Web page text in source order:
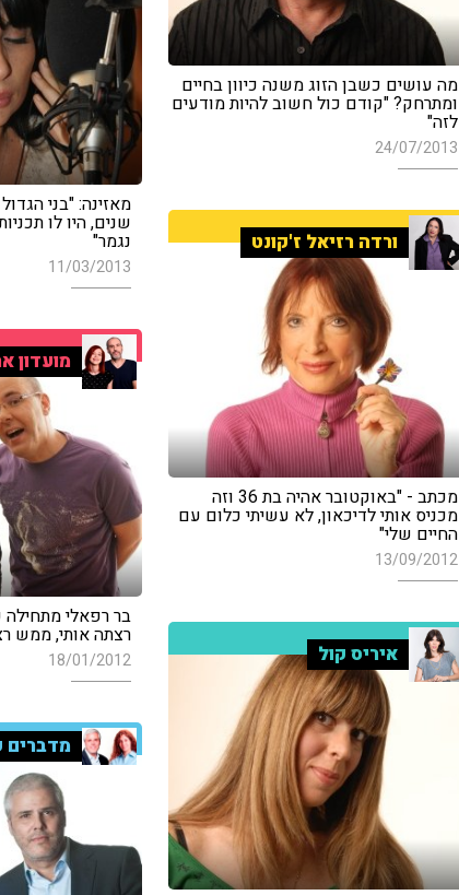
מה עושים כשבן הזוג משנה כיוון בחיים
ומתרחק? "קודם כול חשוב להיות מודעים
לזה"
24/07/2013
שנים, היו לו
נגמר"
11/03/2013
ורדה רזיאל ז'קונט
מכתב - "באוקטובר אהיה בת 36 וזה
מכניס אותי לדיכאון, לא עשיתי כלום עם
החיים שלי"
13/09/2012
מועדון
בר רפאלי
רצתה אותי, ממש
18/01/2012 איריס קול
מדברים